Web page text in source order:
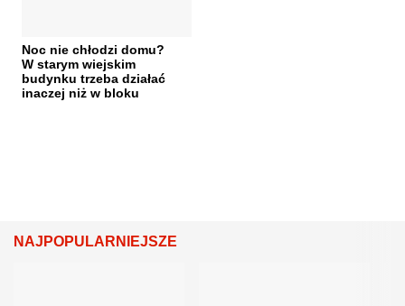
Noc nie chłodzi domu?
W starym wiejskim
budynku trzeba działać
inaczej niż w bloku
NAJPOPULARNIEJSZE